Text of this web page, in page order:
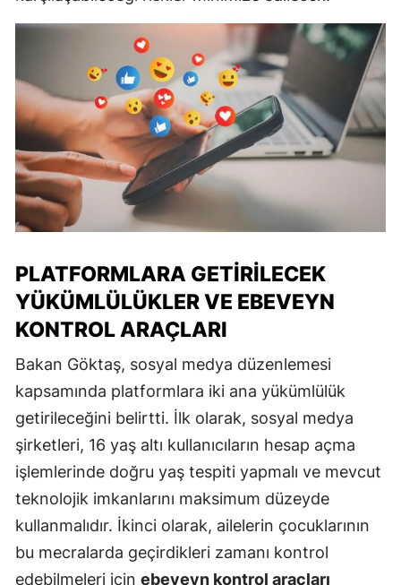
PLATFORMLARA GETIRILECEK
YÜKÜMLÜLÜKLER VE EBEVEYN
KONTROL ARAÇLARI
Bakan Göktaş, sosyal medya düzenlemesi
kapsamında platformlara iki ana yükümlülük
getirileceğini belirtti. İlk olarak, sosyal medya
şirketleri, 16 yaş altı kullanıcıların hesap açma
işlemlerinde doğru yaş tespiti yapmalı ve mevcut
teknolojik imkanlarını maksimum düzeyde
kullanmalıdır. İkinci olarak, ailelerin çocuklarının
bu mecralarda geçirdikleri zamanı kontrol
edebilmeleri için ebeveyn kontrol araçları